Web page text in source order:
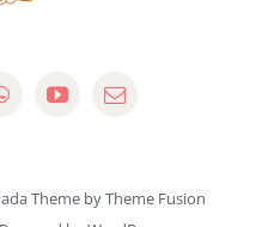
Theme byTheme Fusion